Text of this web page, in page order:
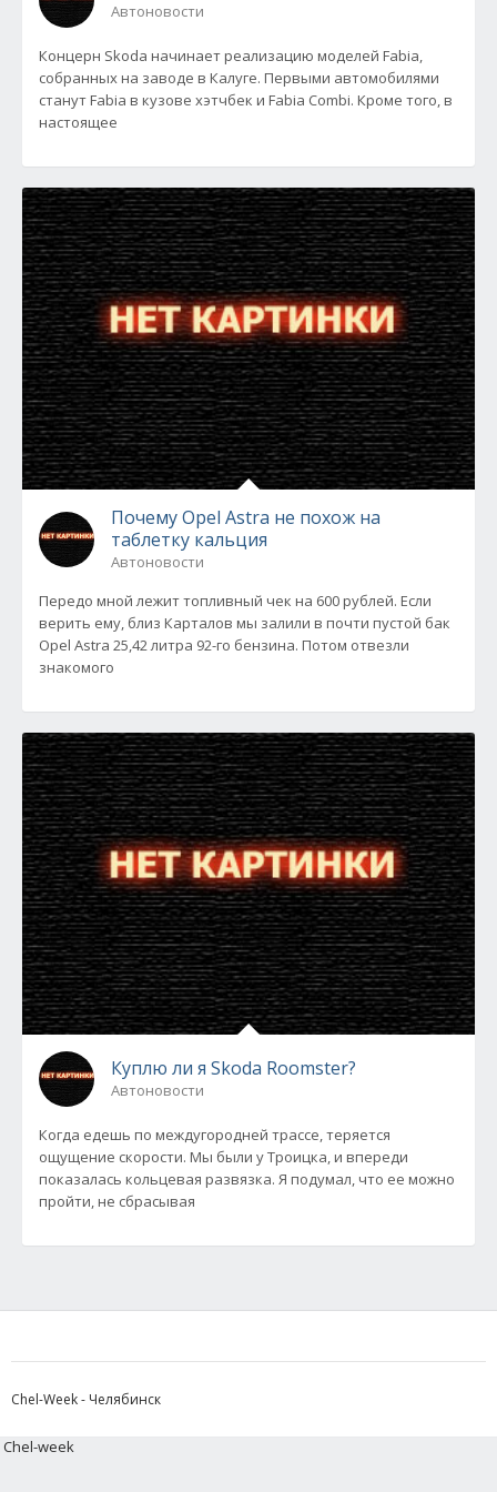
Автоновости
Концерн Skoda начинает реализацию моделей Fabia,
собранных на заводе в Калуге. Первыми автомобилями
станут Fabia в кузове хэтчбек и Fabia Combi. Кроме того, в
настоящее
Почему Opel Astra не похож на
таблетку кальция
Автоновости
Передо мной лежит топливный чек на 600 рублей. Если
верить ему, близ Карталов мы залили в почти пустой бак
Opel Astra 25,42 литра 92-го бензина. Потом отвезли
знакомого
Куплю ли я Skoda Roomster?
Автоновости
Когда едешь по междугородней трассе, теряется
ощущение скорости. Мы были у Троицка, и впереди
показалась кольцевая развязка. Я подумал, что ее можно
пройти, не сбрасывая
Chel-Week - Челябинск
Chel-week